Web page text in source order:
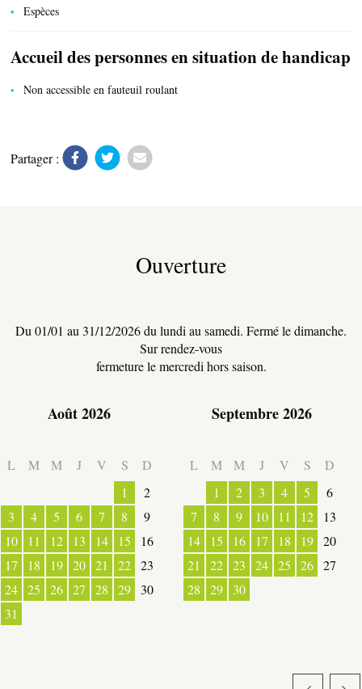
Espèces
Accueil des personnes en situation de handicap
Non accessible en fauteuil roulant
Partager :
Ouverture
Du 01/01 au 31/12/2026 du lundi au samedi. Fermé le dimanche.
Sur rendez-vous
fermeture le mercredi hors saison.
Août 2026
L M M J V S
D
1
2
3
4 5 6 7 8
9
10
11 12 13 14 15
16
17
18 19 20 21 22 23
24 25 26 27 28 29 30
31
Septembre 2026
L M M J V S
D
1
2 3 4 5
6
7
8 9 10 11 12
13
14
15 16 17 18 19 20
21
22 23 24 25 26 27
28
29 30